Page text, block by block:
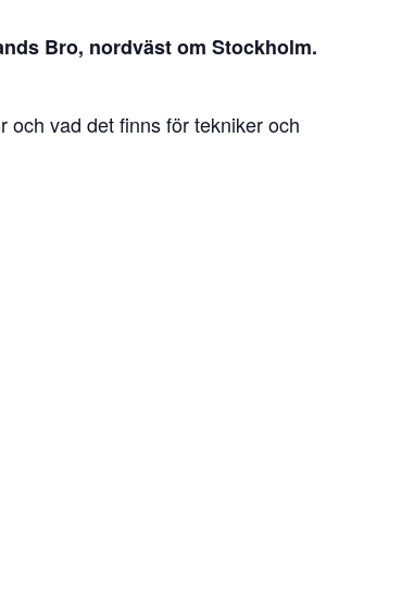
Bro, nordväst om Stockholm.
och vad det finns för tekniker och